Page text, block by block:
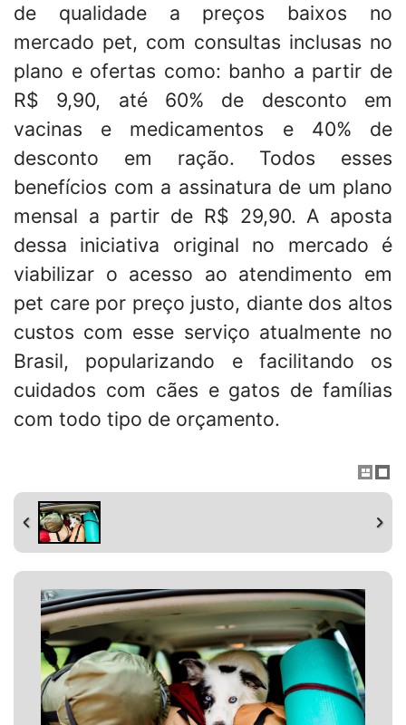
de qualidade a preços baixos no
mercado pet, com consultas inclusas no
plano e ofertas como: banho a partir de
R$ 9,90, até 60% de desconto em
vacinas e medicamentos e 40% de
desconto em ração. Todos esses
benefícios com a assinatura de um plano
mensal a partir de R$ 29,90. A aposta
dessa iniciativa original no mercado é
viabilizar o acesso ao atendimento em
pet care por preço justo, diante dos altos
custos com esse serviço atualmente no
Brasil, popularizando e facilitando os
cuidados com cães e gatos de famílias
com todo tipo de orçamento.